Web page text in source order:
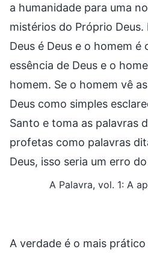
a humanidade para uma
mistérios do Próprio
Deus é Deus e o homem é
essência de Deus e o
homem. Se o homem vê
Deus como simples
Santo e toma as palavras
profetas como palavras
Deus, isso seria um erro
A Palavra, vol. 1: A
A verdade é o mais